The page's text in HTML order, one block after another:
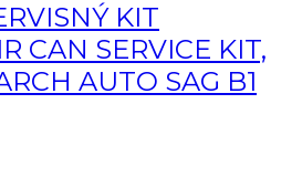
KIT
CAN SERVICE KIT,
AUTO SAG B1